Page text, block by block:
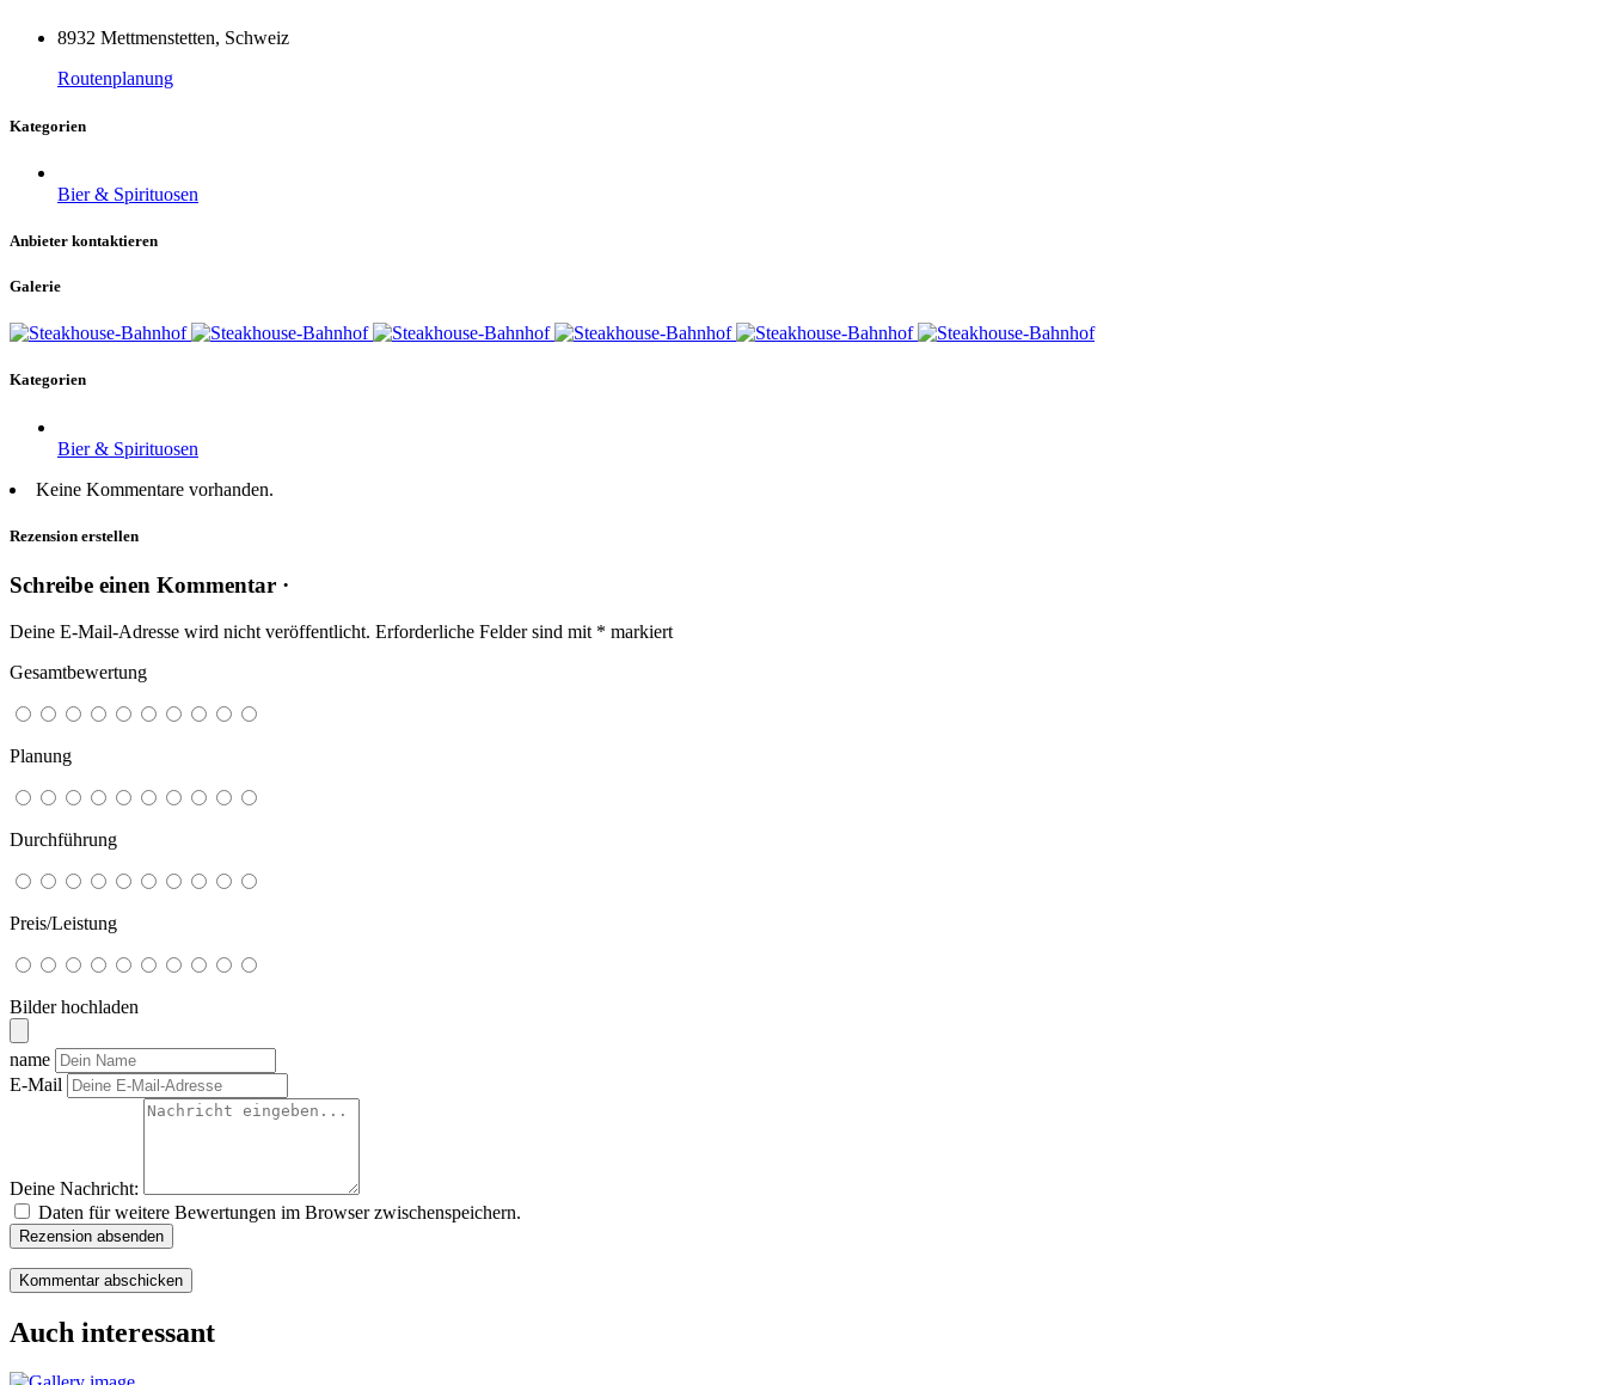
8932 Mettmenstetten, Schweiz
Routenplanung
Kategorien
Bier & Spirituosen
Anbieter kontaktieren
Galerie
Kategorien
Bier & Spirituosen
Keine Kommentare vorhanden.
Rezension erstellen
Schreibe einen Kommentar ·
Deine E-Mail-Adresse wird nicht veröffentlicht. Erforderliche Felder sind mit * markiert
Gesamtbewertung
Planung
Durchführung
Preis/Leistung
Bilder hochladen
name
E-Mail
Deine Nachricht:
Daten für weitere Bewertungen im Browser zwischenspeichern.
Rezension absenden
Auch interessant